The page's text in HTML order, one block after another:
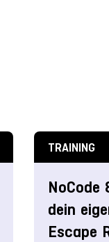
TRAINING
NoCode
dein
Escape